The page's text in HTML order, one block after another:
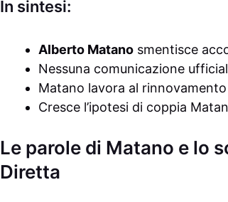
In sintesi:
Alberto Matano smentisce
Nessuna comunicazione
Matano lavora al
Cresce l’ipotesi di coppia
Le parole di Matano e lo
Diretta